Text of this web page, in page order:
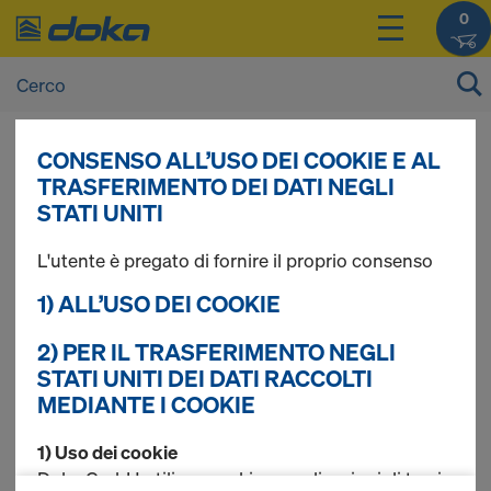
0
I prezzi dei vostri prodotti sono consultabili
dopo illogin.
System lattice
girder
Trovati 1 prodotti
CONSENSO ALL’USO DEI COOKIE E AL
TRASFERIMENTO DEI DATI NEGLI
STATI UNITI
L'utente è pregato di fornire il proprio consenso
1) ALL’USO DEI COOKIE
2) PER IL TRASFERIMENTO NEGLI
STATI UNITI DEI DATI RACCOLTI
MEDIANTE I COOKIE
1) Uso dei cookie
Doka GmbH utilizza cookie e applicazioni di terzi.